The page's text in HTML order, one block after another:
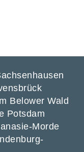
Belower Wald
Potsdam
Morde